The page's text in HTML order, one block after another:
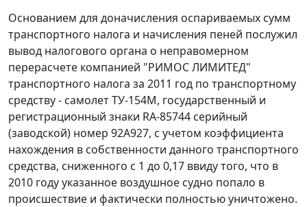
Основанием для доначисления оспариваемых сумм
транспортного налога и начисления пеней послужил
вывод налогового органа о неправомерном
перерасчете компанией "РИМОС ЛИМИТЕД"
транспортного налога за 2011 год по транспортному
средству - самолет ТУ-154М, государственный и
регистрационный знаки RA-85744 серийный
(заводской) номер 92А927, с учетом коэффициента
нахождения в собственности данного транспортного
средства, сниженного с 1 до 0,17 ввиду того, что в
2010 году указанное воздушное судно попало в
происшествие и фактически полностью уничтожено.